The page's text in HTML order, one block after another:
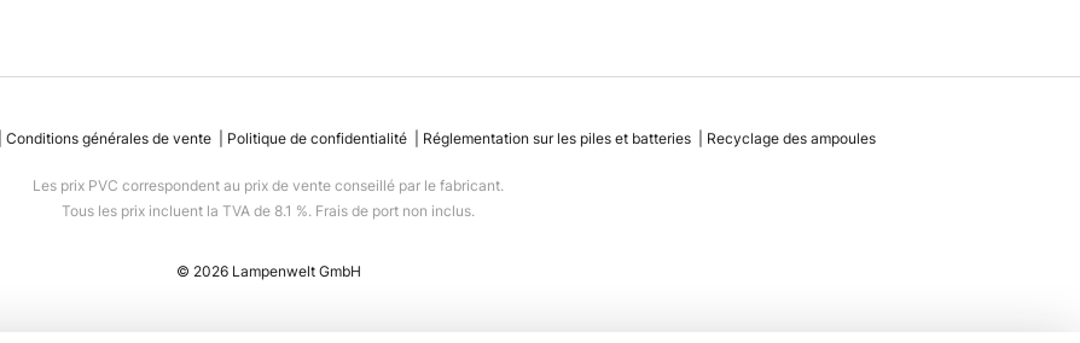
Conditions générales de vente Politique de confidentialité Réglementation sur les piles et batteries Recyclage des ampoules
Les prix PVC correspondent au prix de vente conseillé par le fabricant.
Tous les prix incluent la TVA de 8.1 %. Frais de port non inclus.
© 2026 Lampenwelt GmbH